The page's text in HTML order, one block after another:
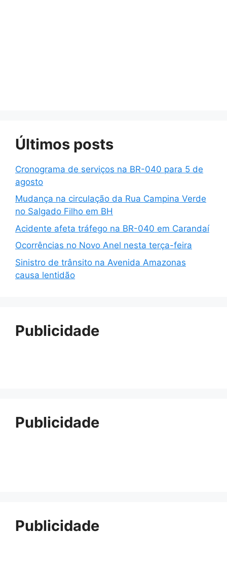
Últimos posts
Cronograma de serviços na BR-040 para 5 de
agosto
Mudança na circulação da Rua Campina Verde
no Salgado Filho em BH
Acidente afeta tráfego na BR-040 em Carandaí
Ocorrências no Novo Anel nesta terça-feira
Sinistro de trânsito na Avenida Amazonas
causa lentidão
Publicidade
Publicidade
Publicidade